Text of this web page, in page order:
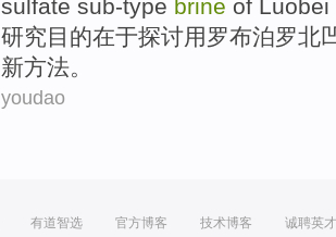
sulfate sub-type brine of Luobei
研究目的在于探讨用罗布泊罗北
新方法。
youdao
有道智选 官方博客 技术博客 诚聘英才